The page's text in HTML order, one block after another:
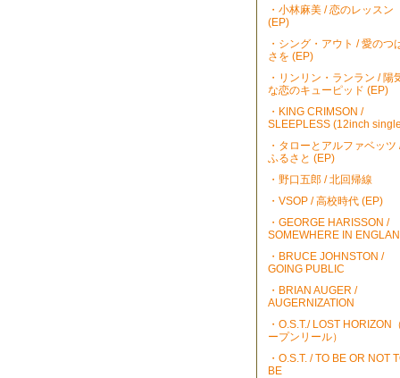
・小林麻美 / 恋のレッスン
(EP)
・シング・アウト / 愛のつ
さを (EP)
・リンリン・ランラン / 陽
な恋のキューピッド (EP)
・KING CRIMSON /
SLEEPLESS (12inch
・タローとアルファベッツ
ふるさと (EP)
・野口五郎 / 北回帰線
・VSOP / 高校時代 (EP)
・GEORGE HARISSON /
SOMEWHERE IN
・BRUCE JOHNSTON /
GOING PUBLIC
・BRIAN AUGER /
AUGERNIZATION
・O.S.T./ LOST HORIZON
ープンリール）
・O.S.T. / TO BE OR NOT
BE